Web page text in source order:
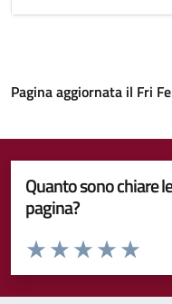
Pagina aggiornata il Fri
Quanto sono chiare
pagina?
Valuta da 1 a 5 stelle la
Valuta
Valuta 4
Valuta 3 stelle
Valuta 2 stelle su 5
Valuta 1 stelle su 5